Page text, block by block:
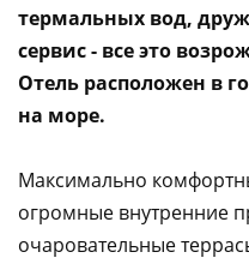
термальных вод,
сервис - все это
Отель расположен в
на море.
Максимально
огромные внутренние
очаровательные